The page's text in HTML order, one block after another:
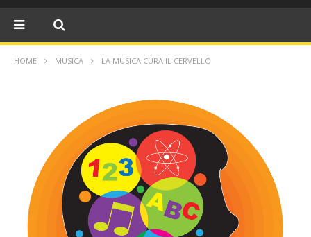
HOME MUSICA LA MUSICA CURA IL CERVELLO